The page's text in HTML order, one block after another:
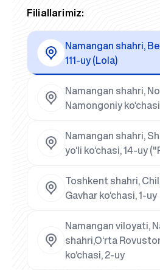
Filiallarimiz:
Namangan shahri,
111-uy (Lola)
Namangan shahri,
Namongoniy
Namangan shahri,
yo‘li ko‘chasi, 14-uy
Toshkent shahri,
Gavhar ko‘chasi, 1-uy
Namangan viloyati,
shahri,O‘rta
ko‘chasi, 2-uy